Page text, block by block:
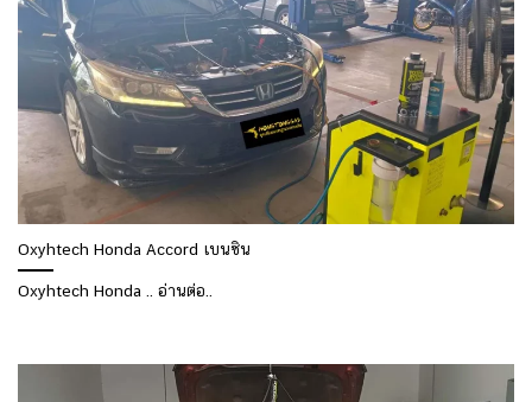
Oxyhtech Honda Accord เบนซิน
Oxyhtech Honda .. อ่านต่อ..